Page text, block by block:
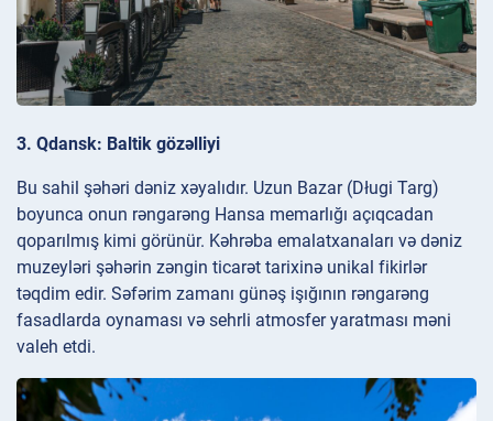
3. Qdansk: Baltik gözəlliyi
Bu sahil şəhəri dəniz xəyalıdır. Uzun Bazar (Długi Targ)
boyunca onun rəngarəng Hansa memarlığı açıqcadan
qoparılmış kimi görünür. Kəhrəba emalatxanaları və dəniz
muzeyləri şəhərin zəngin ticarət tarixinə unikal fikirlər
təqdim edir. Səfərim zamanı günəş işığının rəngarəng
fasadlarda oynaması və sehrli atmosfer yaratması məni
valeh etdi.